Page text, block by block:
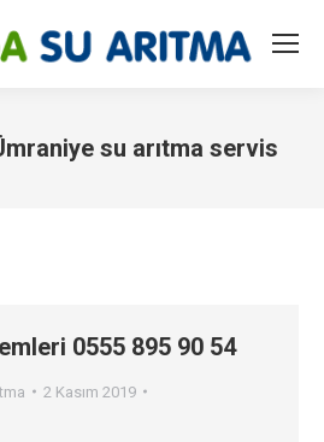
su arıtma servis
0555 895 90 54
2 Kasım 2019